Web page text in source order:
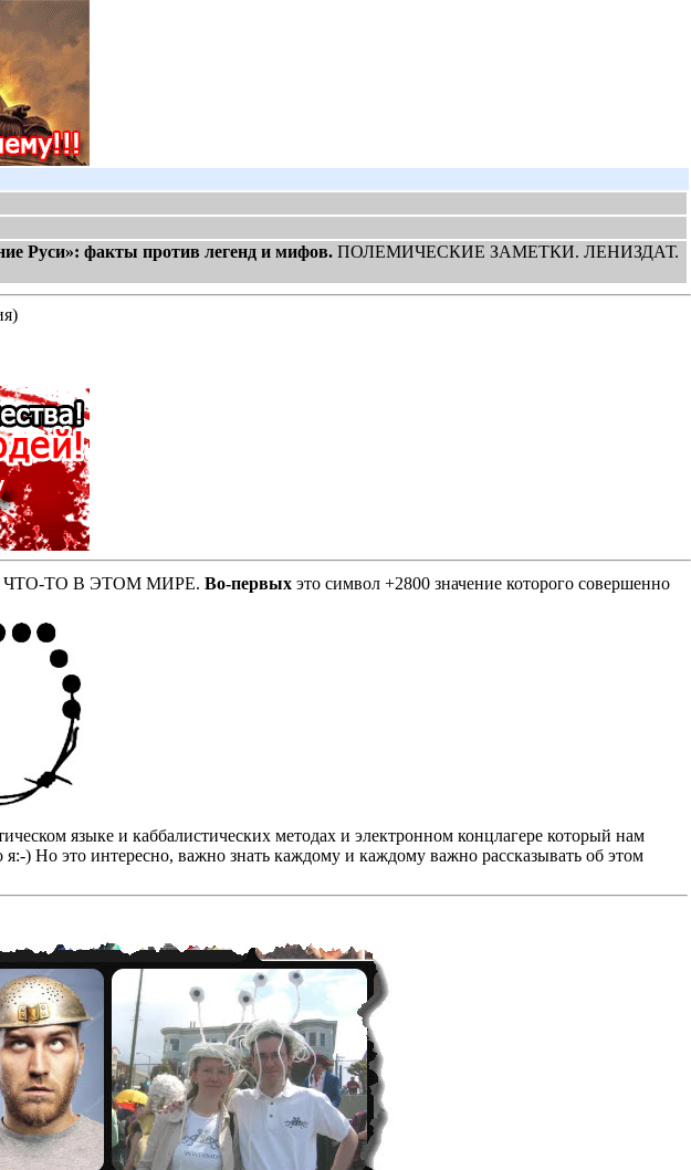
Руси»: факты против легенд и мифов. ПОЛЕМИЧЕСКИЕ ЗАМЕТКИ. ЛЕНИЗДАТ.
ЧТО-ТО В ЭТОМ МИРЕ. Во-первых это символ +2800 значение которого совершенно
языке и каббалистических методах и электронном концлагере который нам
) Но это интересно, важно знать каждому и каждому важно рассказывать об этом